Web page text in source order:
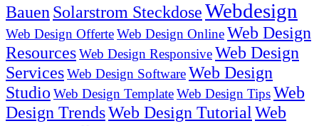
Bauen Solarstrom SteckdoseWebdesign
Web Design OfferteWeb Design OnlineWeb Design
ResourcesWeb Design ResponsiveWeb Design
ServicesWeb Design SoftwareWeb Design
Studio Web Design TemplateWeb Design TipsWeb
Design TrendsWeb Design Tutorial Web